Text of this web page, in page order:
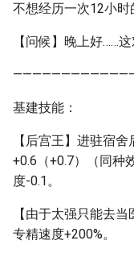
不想经历一次12小时
【问候】晚上好……
基建技能：
【后宫王】进驻宿
+0.6（+0.7）（同种
度-0.1。
【由于太强只能去
专精速度+200%。